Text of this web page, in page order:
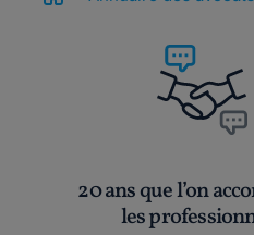
20 ans que l’on
les